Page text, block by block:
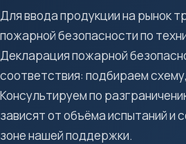
Для ввода продукции на рынок
пожарной безопасности по
Декларация пожарной
соответствия: подбираем
Консультируем по
зависят от объёма испытаний
зоне нашей поддержки.